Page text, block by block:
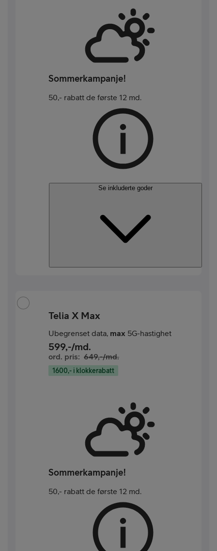
Sommerkampanje!
50,- rabatt de første 12 md.
Se inkluderte goder
Telia X Max
Ubegrenset data, max 5G-hastighet
599,-/md.
ord. pris: 649,-/md.
1600,- i klokkerabatt
Sommerkampanje!
50,- rabatt de første 12 md.